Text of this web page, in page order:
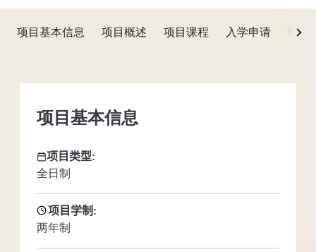
项目基本信息 项目概述 项目课程 入学申请 学费
Next
项目基本信息
项目类型:
全日制
项目学制:
两年制